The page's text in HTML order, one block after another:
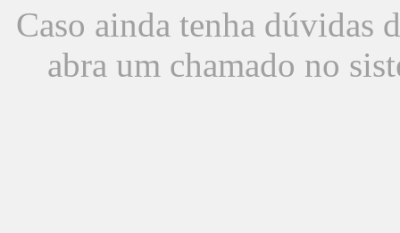
Caso ainda tenha dúvidas
abra um chamado no